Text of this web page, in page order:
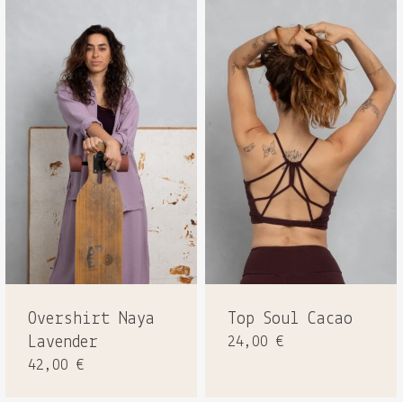
Overshirt Naya
Lavender
42,00 €
Top Soul Cacao
24,00 €